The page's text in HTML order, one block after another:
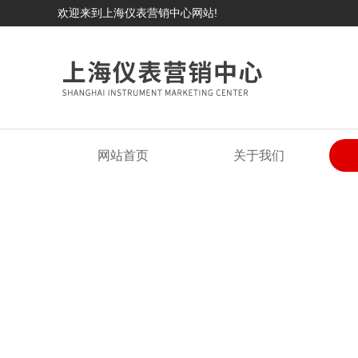
欢迎来到上海仪表营销中心网站!
网站首页 关于我们